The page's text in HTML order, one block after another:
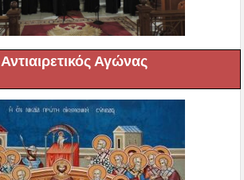
Αντιαιρετικός Αγώνας